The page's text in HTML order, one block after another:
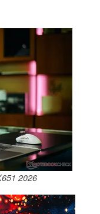
2026